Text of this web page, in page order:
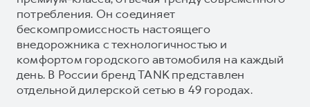
потребления. Он соединяет
бескомпромиссность настоящего
внедорожника с технологичностью и
комфортом городского автомобиля на каждый
день. В России бренд TANK представлен
отдельной дилерской сетью в 49 городах.